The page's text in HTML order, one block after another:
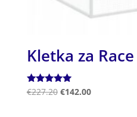
Kletka za Race
Ocenjeno
€227.20 €142.00